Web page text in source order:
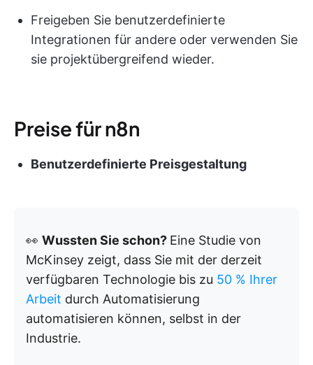
Freigeben Sie benutzerdefinierte
Integrationen für andere oder verwenden Sie
sie projektübergreifend wieder.
Preise für n8n
Benutzerdefinierte Preisgestaltung
👀 Wussten Sie schon? Eine Studie von
McKinsey zeigt, dass Sie mit der derzeit
verfügbaren Technologie bis zu 50 % Ihrer
Arbeit durch Automatisierung
automatisieren können, selbst in der
Industrie.